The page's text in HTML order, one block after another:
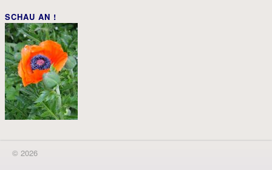
SCHAU AN !
© 2026